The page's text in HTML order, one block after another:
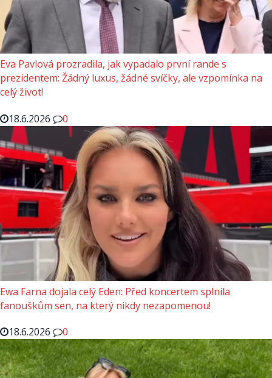
Eva Pavlová prozradila, jak vypadalo první rande s
prezidentem: Žádný luxus, žádné svíčky, ale vzpomínka na
celý život!
18.6.2026
0
Ewa Farna dojala celý Eden: Před koncertem splnila
fanouškům sen, na který nikdy nezapomenou!
18.6.2026
0